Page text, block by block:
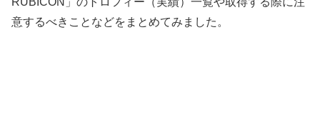
意するべきことなどをまとめてみました。